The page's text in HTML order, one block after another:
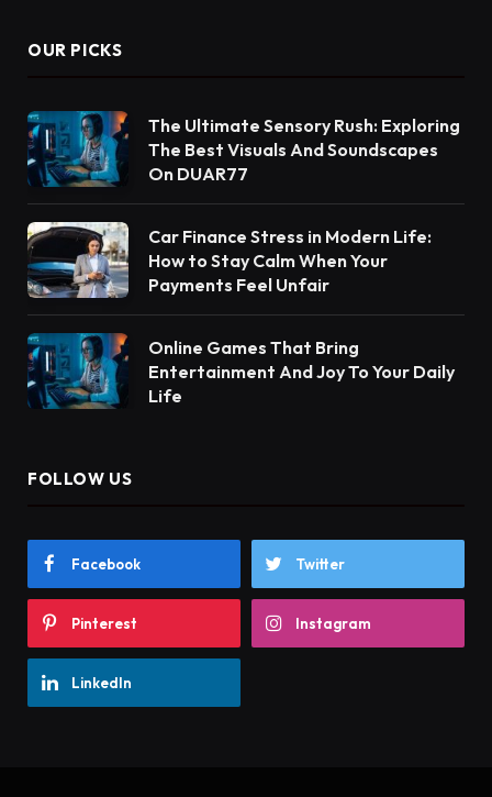
OUR PICKS
The Ultimate Sensory Rush: Exploring
The Best Visuals And Soundscapes
On DUAR77
Car Finance Stress in Modern Life:
How to Stay Calm When Your
Payments Feel Unfair
Online Games That Bring
Entertainment And Joy To Your Daily
Life
FOLLOW US
Facebook Twitter
Pinterest Instagram
LinkedIn